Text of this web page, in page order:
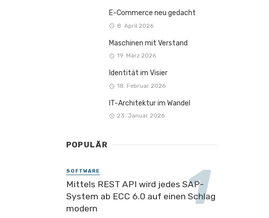
E-Commerce neu gedacht
8. April 2026
Maschinen mit Verstand
19. März 2026
Identität im Visier
18. Februar 2026
IT-Architektur im Wandel
23. Januar 2026
POPULÄR
SOFTWARE
Mittels REST API wird jedes SAP-
System ab ECC 6.0 auf einen Schlag
modern